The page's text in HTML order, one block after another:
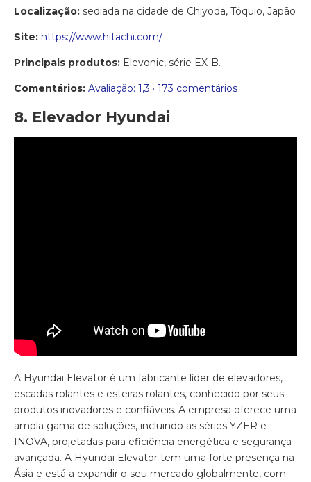
Localização: sediada na cidade de Chiyoda, Tóquio, Japão
Site: https://www.hitachi.com/
Principais produtos: Elevonic, série EX-B.
Comentários: Avaliação: 1,3 · ‎173 comentários
8. Elevador Hyundai
A Hyundai Elevator é um fabricante líder de elevadores,
escadas rolantes e esteiras rolantes, conhecido por seus
produtos inovadores e confiáveis. A empresa oferece uma
ampla gama de soluções, incluindo as séries YZER e
INOVA, projetadas para eficiência energética e segurança
avançada. A Hyundai Elevator tem uma forte presença na
Ásia e está a expandir o seu mercado globalmente, com